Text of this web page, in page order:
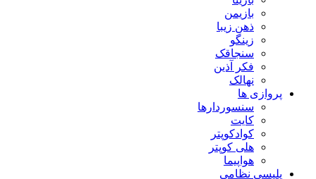
بازیمن
ذهن زیبا
زینگو
سنجاقک
فکر آذین
نهالک
پروازی ها
سنسوردارها
کایت
کوادکوپتر
هلی کوپتر
هواپیما
پلیسی نظامی